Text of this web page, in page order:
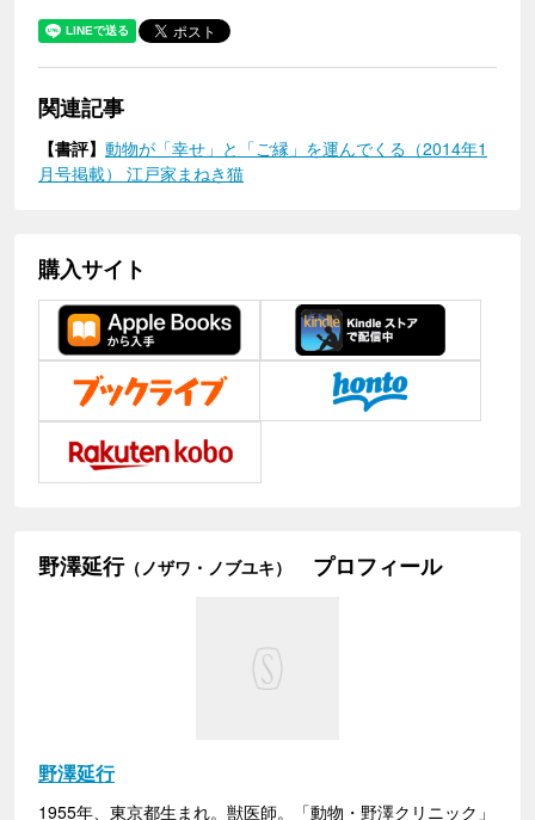
関連記事
【書評】 動物が「幸せ」と「ご縁」を運んでくる（2014年1
月号掲載） 江戸家まねき猫
購入サイト
野澤延行（ノザワ・ノブユキ） プロフィール
野澤延行
1955年、東京都生まれ。獣医師。「動物・野澤クリニック」